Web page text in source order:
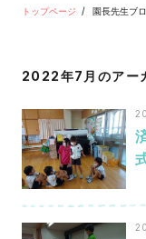
トップページ 園長先生ブ
2022年7月のアー